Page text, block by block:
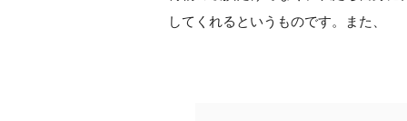
してくれるというものです。また、